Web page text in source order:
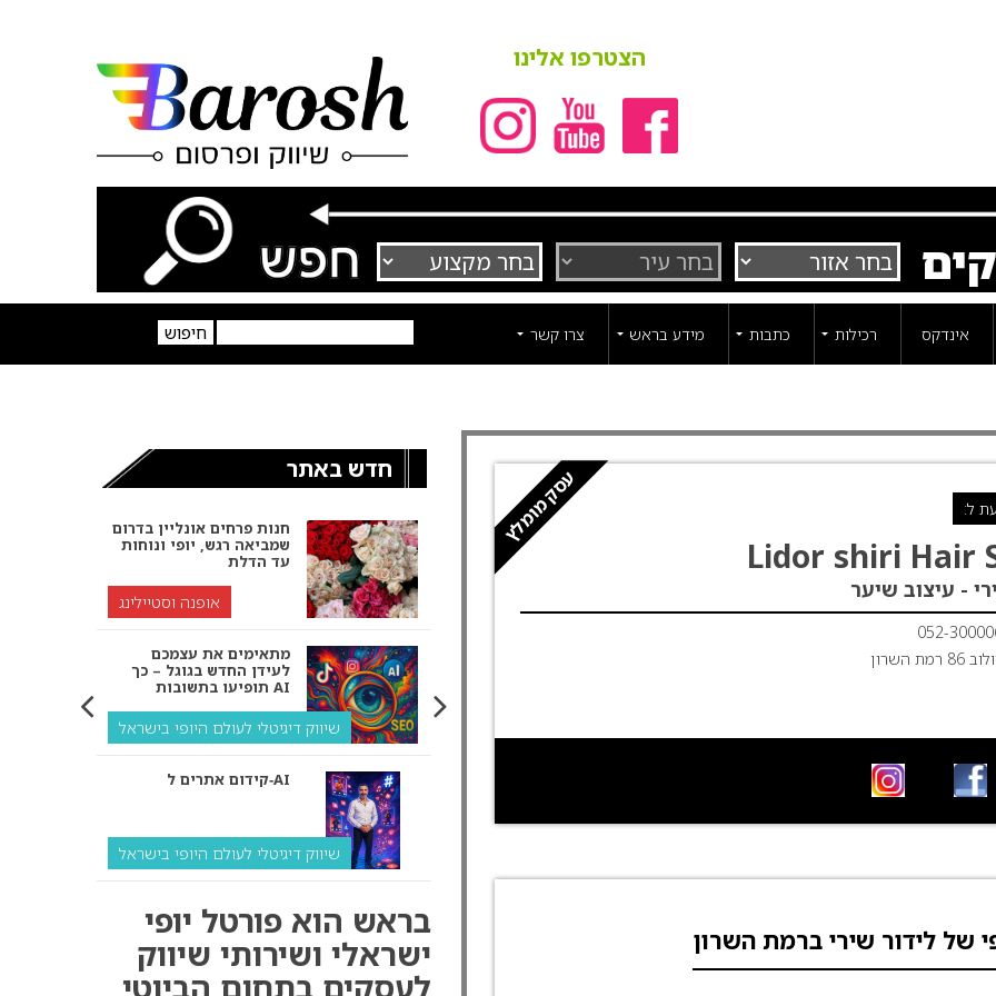
הצטרפו אלינו
אינדקס רכילות כתבות מידע בראש צרו קשר
עסק מומלץ ל:
Lidor shiri Hair
- עיצוב שיער
052-
רמת השרון
של לידור שירי ברמת השרון
חדש באתר
חנות פרחים אונליין בדרום
שמביאה רגש, יופי ונוחות
עד הדלת
אופנה וסטיילינג
מתאימים את עצמכם
לעידן החדש בגוגל – כך
תופיעו בתשובות AI
שיווק דיגיטלי לעולם היופי בישראל
קידום אתרים ל‑AI
שיווק דיגיטלי לעולם היופי בישראל
ולמה העסק שלך צריך
שיווק דיגיטלי לעסקים
בראש הוא פורטל יופי
ישראלי ושירותי שיווק
לעסקים בתחום הביוטי